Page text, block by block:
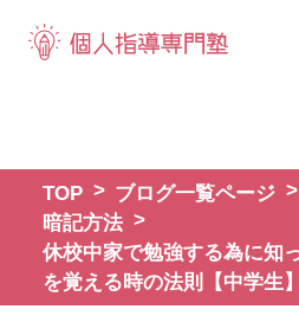
TOP ブログ一覧ページ
暗記方法
休校中家で勉強する為に知
を覚える時の法則【中学生】